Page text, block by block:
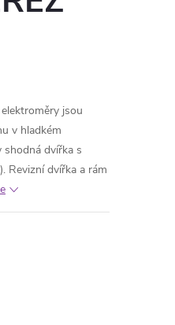
jsou
v hladkém
shodná dvířka s
Revizní dvířka a rám